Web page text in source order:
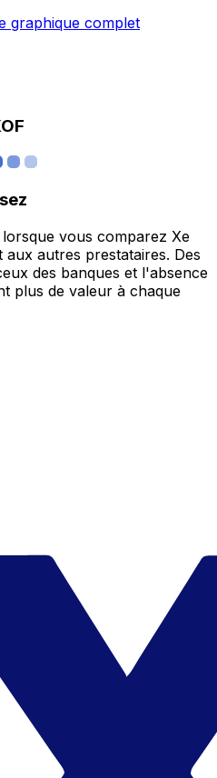
graphique complet
vous comparez Xe
autres prestataires. Des
des banques et l'absence
plus de valeur à chaque